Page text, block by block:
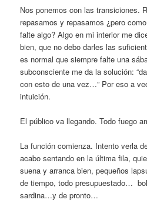
Nos ponemos con las transiciones.
repasamos y repasamos ¿pero
falte algo? Algo en mi interior me
bien, que no debo darles las
es normal que siempre falte una
subconsciente me da la solución:
con esto de una vez…” Por eso a
intuición.
El público va llegando. Todo fuego
La función comienza. Intento verla
acabo sentando en la última fila,
suena y arranca bien, pequeños
de tiempo, todo presupuestado…
sardina…y de pronto…